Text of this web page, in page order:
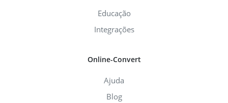
Educação
Integrações
Online-Convert
Ajuda
Blog